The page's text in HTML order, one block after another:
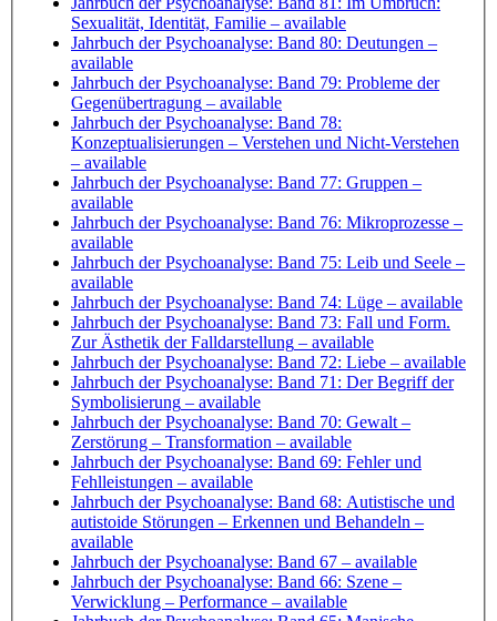
Sexualität, Identität, Familie – available
Jahrbuch der Psychoanalyse: Band 80: Deutungen –
available
Jahrbuch der Psychoanalyse: Band 79: Probleme der
Gegenübertragung – available
Jahrbuch der Psychoanalyse: Band 78:
Konzeptualisierungen – Verstehen und Nicht-Verstehen
– available
Jahrbuch der Psychoanalyse: Band 77: Gruppen –
available
Jahrbuch der Psychoanalyse: Band 76: Mikroprozesse –
available
Jahrbuch der Psychoanalyse: Band 75: Leib und Seele –
available
Jahrbuch der Psychoanalyse: Band 74: Lüge – available
Jahrbuch der Psychoanalyse: Band 73: Fall und Form.
Zur Ästhetik der Falldarstellung – available
Jahrbuch der Psychoanalyse: Band 72: Liebe – available
Jahrbuch der Psychoanalyse: Band 71: Der Begriff der
Symbolisierung – available
Jahrbuch der Psychoanalyse: Band 70: Gewalt –
Zerstörung – Transformation – available
Jahrbuch der Psychoanalyse: Band 69: Fehler und
Fehlleistungen – available
Jahrbuch der Psychoanalyse: Band 68: Autistische und
autistoide Störungen – Erkennen und Behandeln –
available
Jahrbuch der Psychoanalyse: Band 67 – available
Jahrbuch der Psychoanalyse: Band 66: Szene –
Verwicklung – Performance – available